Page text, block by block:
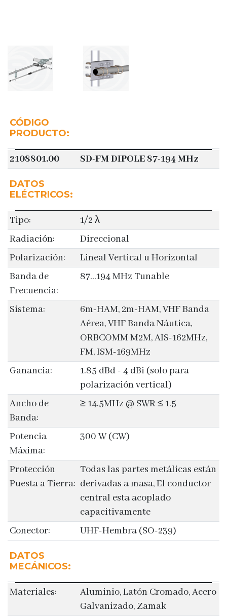
CÓDIGO
PRODUCTO:
2108801.00 SD-FM DIPOLE 87-194 MHz
DATOS
ELÉCTRICOS:
Tipo:
1/2 λ
Radiación:
Direccional
Polarización:
Lineal Vertical u Horizontal
Banda de
Frecuencia:
87…194 MHz Tunable
Sistema:
6m-HAM, 2m-HAM, VHF Banda
Aérea, VHF Banda Náutica,
ORBCOMM M2M, AIS-162MHz,
FM, ISM-169MHz
Ganancia:
1.85 dBd - 4 dBi (solo para
polarización vertical)
Ancho de
Banda:
≥ 14.5MHz @ SWR ≤ 1.5
Potencia
Máxima:
300 W (CW)
Protección
Puesta a Tierra:
Todas las partes metálicas están
derivadas a masa, El conductor
central esta acoplado
capacitivamente
Conector:
UHF-Hembra (SO-239)
DATOS
MECÁNICOS:
Materiales:
Aluminio, Latón Cromado, Acero
Galvanizado, Zamak